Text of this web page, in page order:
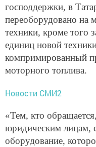
господдержки, в
переоборудовано на
техники, кроме того
единиц новой
компримированный
моторного топлива.
Новости СМИ2
«Тем, кто
юридическим лицам,
оборудование,